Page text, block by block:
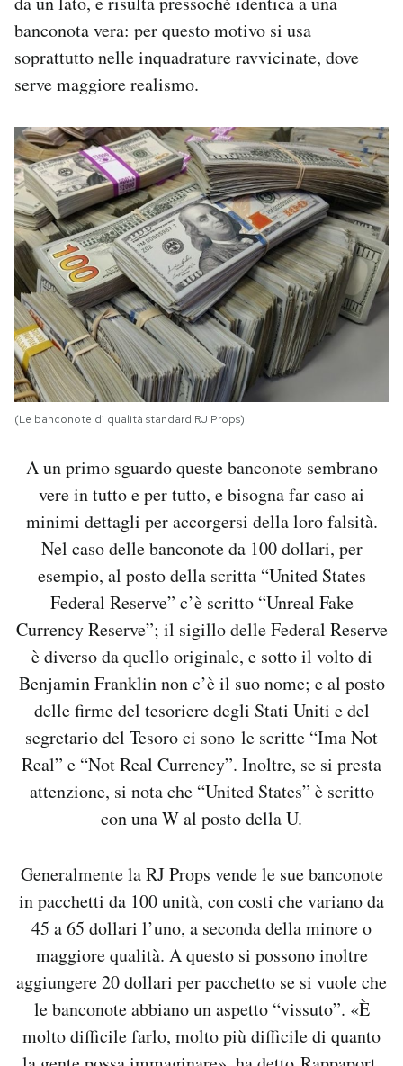
banconota vera: per questo motivo si usa
soprattutto nelle inquadrature ravvicinate, dove
serve maggiore realismo.
(Le banconote di qualità standard RJ Props)
A un primo sguardo queste banconote sembrano
vere in tutto e per tutto, e bisogna far caso ai
minimi dettagli per accorgersi della loro falsità.
Nel caso delle banconote da 100 dollari, per
esempio, al posto della scritta “United States
Federal Reserve” c’è scritto “Unreal Fake
Currency Reserve”; il sigillo delle Federal Reserve
è diverso da quello originale, e sotto il volto di
Benjamin Franklin non c’è il suo nome; e al posto
delle firme del tesoriere degli Stati Uniti e del
segretario del Tesoro ci sono le scritte “Ima Not
Real” e “Not Real Currency”. Inoltre, se si presta
attenzione, si nota che “United States” è scritto
con una W al posto della U.
Generalmente la RJ Props vende le sue banconote
in pacchetti da 100 unità, con costi che variano da
45 a 65 dollari l’uno, a seconda della minore o
maggiore qualità. A questo si possono inoltre
aggiungere 20 dollari per pacchetto se si vuole che
le banconote abbiano un aspetto “vissuto”. «È
molto difficile farlo, molto più difficile di quanto